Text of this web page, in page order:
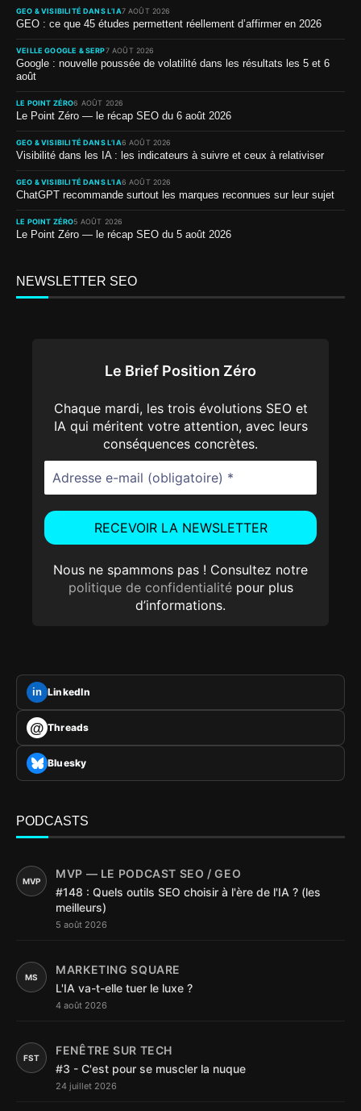
GEO & VISIBILITÉ DANS L’IA7 AOÛT 2026
GEO : ce que 45 études permettent réellement d’affirmer en 2026
VEILLE GOOGLE & SERP7 AOÛT 2026
Google : nouvelle poussée de volatilité dans les résultats les 5 et 6
août
LE POINT ZÉRO6 AOÛT 2026
Le Point Zéro — le récap SEO du 6 août 2026
GEO & VISIBILITÉ DANS L’IA6 AOÛT 2026
Visibilité dans les IA : les indicateurs à suivre et ceux à relativiser
GEO & VISIBILITÉ DANS L’IA6 AOÛT 2026
ChatGPT recommande surtout les marques reconnues sur leur sujet
LE POINT ZÉRO5 AOÛT 2026
Le Point Zéro — le récap SEO du 5 août 2026
NEWSLETTER SEO
Le Brief Position Zéro
Chaque mardi, les trois évolutions SEO et
IA qui méritent votre attention, avec leurs
conséquences concrètes.
Nous ne spammons pas ! Consultez notre
politique de confidentialitépour plus
d’informations.
in LinkedIn
@ Threads
Bluesky
PODCASTS
MVP
MVP — LE PODCAST SEO / GEO
#148 : Quels outils SEO choisir à l'ère de l'IA ? (les
meilleurs)
5 août 2026
MS
MARKETING SQUARE
L'IA va-t-elle tuer le luxe ?
4 août 2026
FST
FENÊTRE SUR TECH
#3 - C'est pour se muscler la nuque
24 juillet 2026